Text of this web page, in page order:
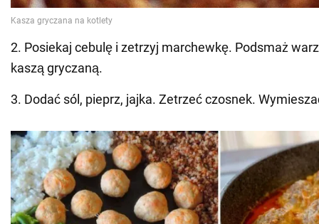
2. Posiekaj cebulę i zetrzyj marchewkę. Podsmaż
kaszą gryczaną.
3. Dodać sól, pieprz, jajka. Zetrzeć czosnek.